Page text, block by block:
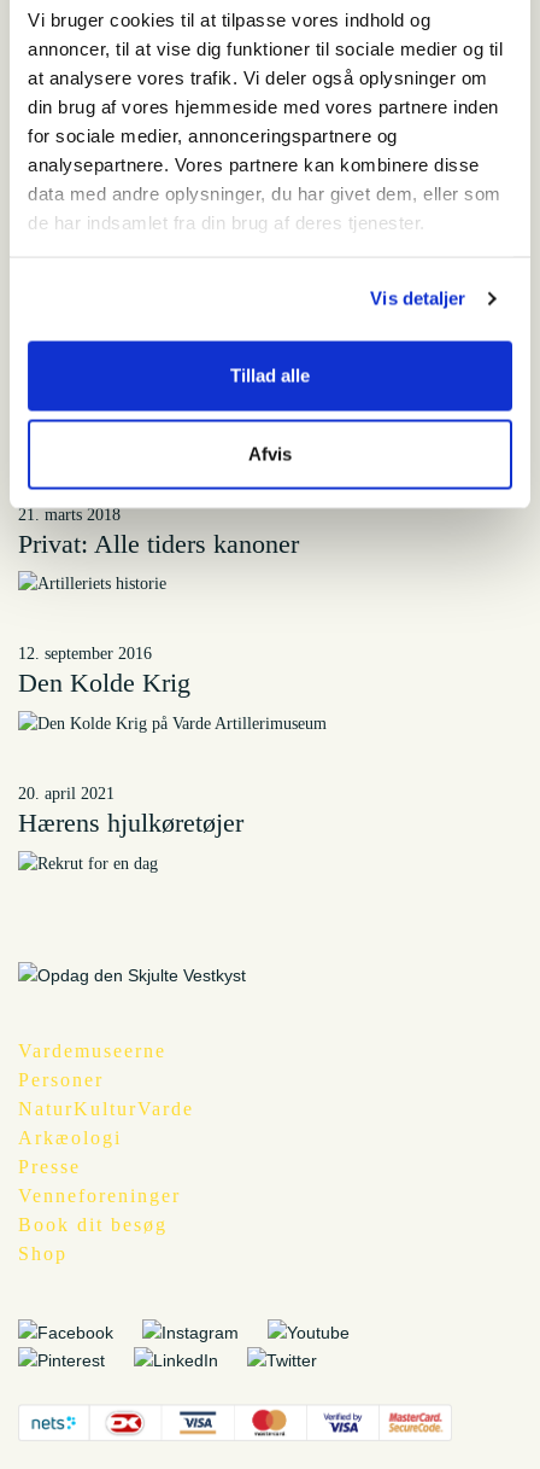
Vi bruger cookies til at tilpasse vores indhold og
annoncer, til at vise dig funktioner til sociale medier og til
at analysere vores trafik. Vi deler også oplysninger om
din brug af vores hjemmeside med vores partnere inden
for sociale medier, annonceringspartnere og
analysepartnere. Vores partnere kan kombinere disse
data med andre oplysninger, du har givet dem, eller som
de har indsamlet fra din brug af deres tjenester.
Vis detaljer
Tillad alle
Afvis
Hvornår
Hele året
Antal
Max. 30 elever pr. gruppe
1.500 kr.
20. april 2021
21. marts 2018
Privat: Alle tiders kanoner
12. september 2016
Den Kolde Krig
20. april 2021
Hærens hjulkøretøjer
Vardemuseerne
Personer
NaturKulturVarde
Arkæologi
Presse
Venneforeninger
Book dit besøg
Shop